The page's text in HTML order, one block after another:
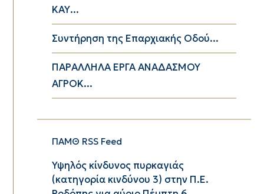
ΚΑΥ...
Συντήρηση της Επαρχιακής Οδού...
ΠΑΡΑΛΛΗΛΑ ΕΡΓΑ ΑΝΑΔΑΣΜΟΥ
ΑΓΡΟΚ...
ΠΑΜΘ RSS Feed
Υψηλός κίνδυνος πυρκαγιάς
(κατηγορία κινδύνου 3) στην Π.Ε.